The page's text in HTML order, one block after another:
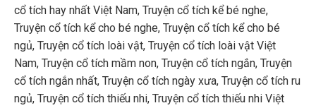
cổ tích hay nhất Việt Nam, Truyện cổ tích kể bé nghe,
Truyện cổ tích kể cho bé nghe, Truyện cổ tích kể cho bé
ngủ, Truyện cổ tích loài vật, Truyện cổ tích loài vật Việt
Nam, Truyện cổ tích mầm non, Truyện cổ tích ngắn, Truyện
cổ tích ngắn nhất, Truyện cổ tích ngày xưa, Truyện cổ tích ru
ngủ, Truyện cổ tích thiếu nhi, Truyện cổ tích thiếu nhi Việt